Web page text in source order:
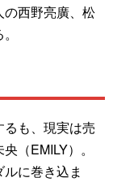
西野亮廣、松
も、現実は売
（EMILY）。
に巻き込ま